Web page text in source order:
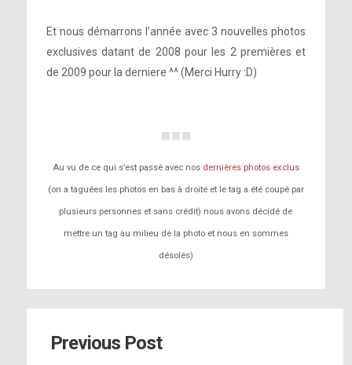
Et nous démarrons l’année avec 3 nouvelles photos
exclusives datant de 2008 pour les 2 premières et
de 2009 pour la derniere ^^ (Merci Hurry :D)
Au vu de ce qui s’est passé avec nos dernières photos exclus
(on a taguées les photos en bas à droite et le tag a été coupé par
plusieurs personnes et sans crédit) nous avons décidé de
mettre un tag au milieu de la photo et nous en sommes
désolés)
Previous Post